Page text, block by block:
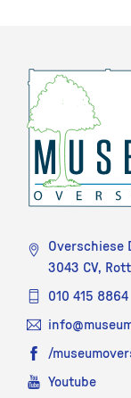
Overschiese
3043 CV,
010 415 8864
/
Youtube